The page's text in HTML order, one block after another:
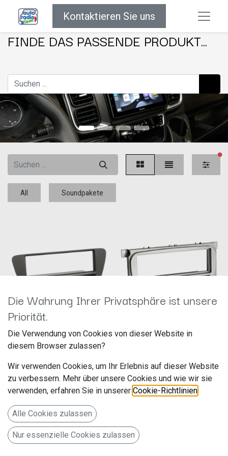
Kontaktieren Sie uns
FINDE DAS PASSENDE PRODUKT...
All Soundpakete
1-DIN RB mit Fach Audi Q 3 2011 >
schwarz 281320-25-1
Hersteller: ACV
acv GmbH
Straßburger Allee 10-12
41812 Erkelenz
29,99€
1-DIN RB mit Fach Ford diverse
Fahrzeuge silver 281114-37
acv GmbH
Straßburger Allee 10-12
41812 Erkelenz
Deutschland www.acvgmbh.de
24,99
Die Wahrung Ihrer Privatsphäre ist unsere
Priorität.
Die Verwendung von Cookies von dieser Website in
diesem Browser zulassen?
Wir verwenden Cookies, um Ihr Erlebnis auf dieser Website
zu verbessern. Mehr über unsere Cookies und wie wir sie
verwenden, erfahren Sie in unserer Cookie-Richtlinien
Alle Cookies zulassen
Nur essenzielle Cookies zulassen